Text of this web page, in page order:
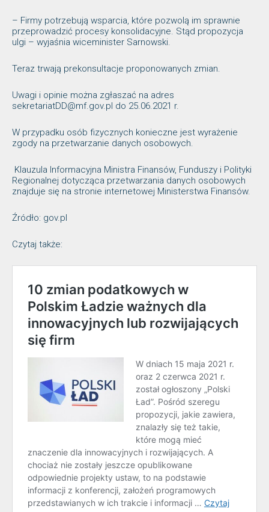
– Firmy potrzebują wsparcia, które pozwolą im sprawnie
przeprowadzić procesy konsolidacyjne. Stąd propozycja
ulgi – wyjaśnia wiceminister Sarnowski.
Teraz trwają prekonsultacje proponowanych zmian.
Uwagi i opinie można zgłaszać na adres
sekretariatDD@mf.gov.pl do 25.06.2021 r.
W przypadku osób fizycznych konieczne jest wyrażenie
zgody na przetwarzanie danych osobowych.
Klauzula Informacyjna Ministra Finansów, Funduszy i Polityki
Regionalnej dotycząca przetwarzania danych osobowych
znajduje się na stronie internetowej Ministerstwa Finansów.
Źródło: gov.pl
Czytaj także: